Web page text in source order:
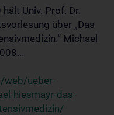
Univ. Prof. Dr.
über „Das
Michael
web/ueber-
hiesmayr-das-